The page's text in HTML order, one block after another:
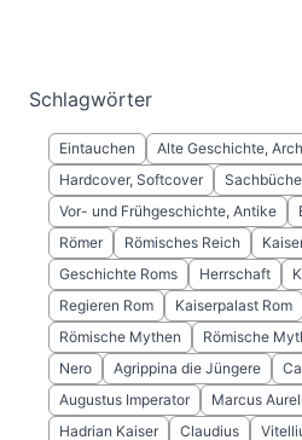
Schlagwörter
Eintauchen Alte Geschichte,
Hardcover, Softcover
Vor- und Frühgeschichte, Antike
Römer
Römisches Reich
Geschichte Roms
Herrschaft
Regieren Rom
Kaiserpalast Rom
Römische Mythen
Römische
Nero
Agrippina die Jüngere
Augustus Imperator
Marcus
Hadrian Kaiser
Claudius